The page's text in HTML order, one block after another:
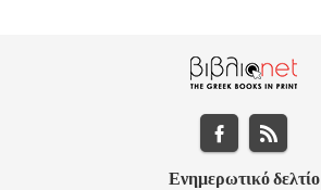
Ενημερωτικό δελτίο